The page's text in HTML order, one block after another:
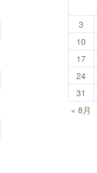
3
10
17
24
31
« 8月